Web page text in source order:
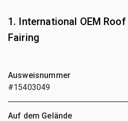
1. International OEM
Fairing
Ausweisnummer
#15403049
Auf dem Gelände